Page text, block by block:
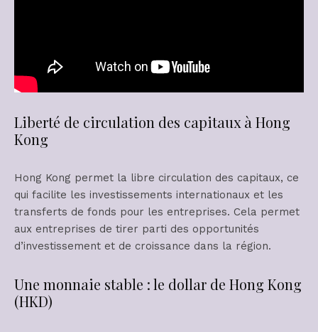
Liberté de circulation des capitaux à Hong
Kong
Hong Kong permet la libre circulation des capitaux, ce
qui facilite les investissements internationaux et les
transferts de fonds pour les entreprises. Cela permet
aux entreprises de tirer parti des opportunités
d’investissement et de croissance dans la région.
Une monnaie stable : le dollar de Hong Kong
(HKD)